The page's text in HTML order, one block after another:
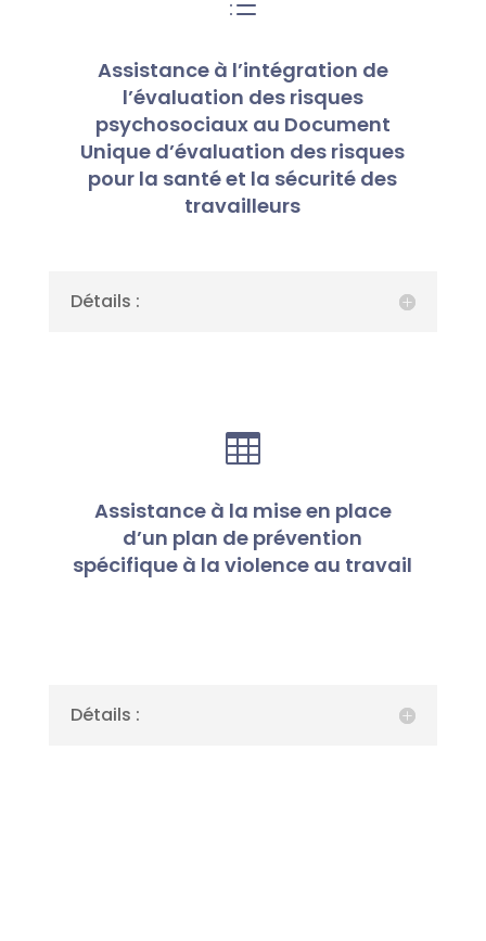
Assistance à l’intégration de
l’évaluation des risques
psychosociaux au Document
Unique d’évaluation des risques
pour la santé et la sécurité des
travailleurs
Détails :

Assistance à la mise en place
d’un plan de prévention
spécifique à la violence au travail
Détails :